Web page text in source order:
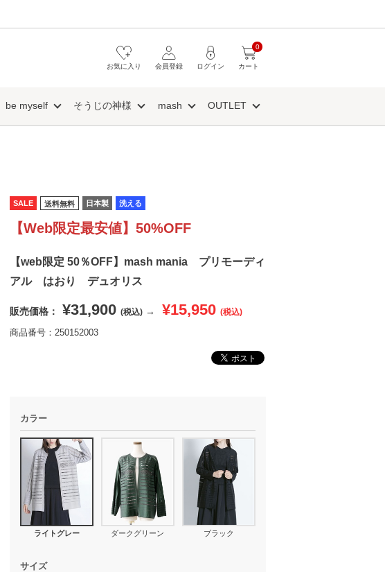
カート
0
ログイン
会員登録
お気に入り
be myself そうじの神様 mash OUTLET
SALE 送料無料 日本製 洗える
【Web限定最安値】50%OFF
【web限定 50％OFF】mash mania プリモーディ
アル はおり デュオリス
販売価格： ¥31,900 (税込) → ¥15,950 (税込)
商品番号：250152003
カラー
ライトグレー ダークグリーン ブラック
サイズ